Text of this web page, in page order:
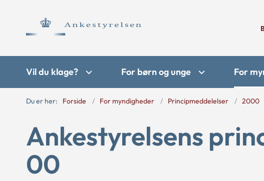
Vil du klage? For børn og unge For
Du er her: Forside For myndigheder Principmeddelelser 2000
Ankestyrelsens
00